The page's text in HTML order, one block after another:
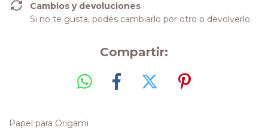
Cambios y devoluciones
Si no te gusta, podés cambiarlo por otro o devolverlo.
Compartir:
Papel para Origami